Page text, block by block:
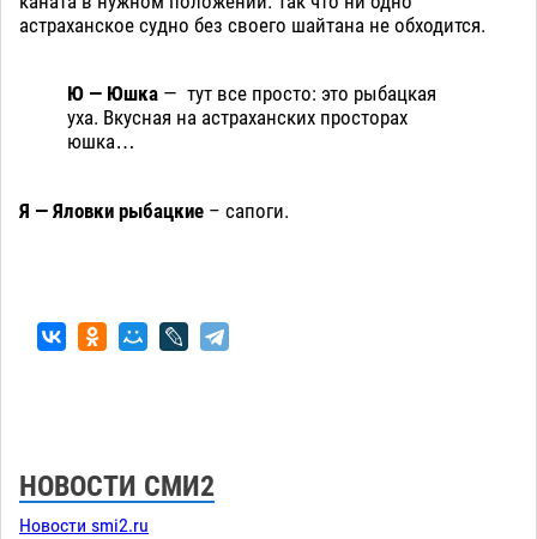
астраханское судно без своего шайтана не обходится.
Ю — Юшка — тут все просто: это рыбацкая
уха. Вкусная на астраханских просторах
юшка…
Я — Яловки рыбацкие – сапоги.
НОВОСТИ СМИ2
Новости smi2.ru